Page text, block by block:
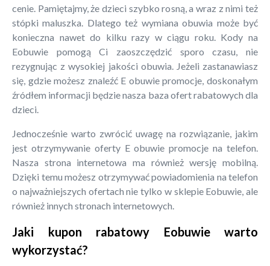
cenie. Pamiętajmy, że dzieci szybko rosną, a wraz z nimi też
stópki maluszka. Dlatego też wymiana obuwia może być
konieczna nawet do kilku razy w ciągu roku. Kody na
Eobuwie pomogą Ci zaoszczędzić sporo czasu, nie
rezygnując z wysokiej jakości obuwia. Jeżeli zastanawiasz
się, gdzie możesz znaleźć E obuwie promocje, doskonałym
źródłem informacji będzie nasza baza ofert rabatowych dla
dzieci.
Jednocześnie warto zwrócić uwagę na rozwiązanie, jakim
jest otrzymywanie oferty E obuwie promocje na telefon.
Nasza strona internetowa ma również wersję mobilną.
Dzięki temu możesz otrzymywać powiadomienia na telefon
o najważniejszych ofertach nie tylko w sklepie Eobuwie, ale
również innych stronach internetowych.
Jaki kupon rabatowy Eobuwie warto
wykorzystać?